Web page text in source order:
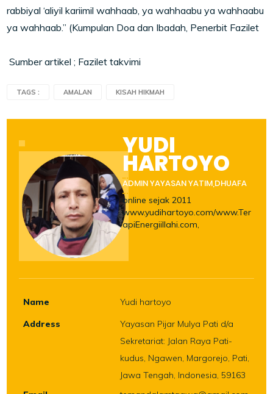
rabbiyal ‘aliyil kariimil wahhaab, ya wahhaabu ya wahhaabu
ya wahhaab.” (Kumpulan Doa dan Ibadah, Penerbit Fazilet
Sumber artikel ; Fazilet takvimi
TAGS : AMALAN KISAH HIKMAH
YUDI
HARTOYO
ADMIN YAYASAN YATIM,DHUAFA
online sejak 2011
www.yudihartoyo.com/www.Ter
apiEnergiillahi.com,
Name
Yudi hartoyo
Address
Yayasan Pijar Mulya Pati d/a
Sekretariat: Jalan Raya Pati-
kudus, Ngawen, Margorejo, Pati,
Jawa Tengah, Indonesia, 59163